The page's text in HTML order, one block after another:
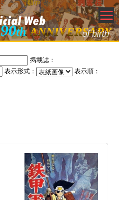
90th ANNIVERSARY
of birth
掲載誌：
表示形式：
表示順：